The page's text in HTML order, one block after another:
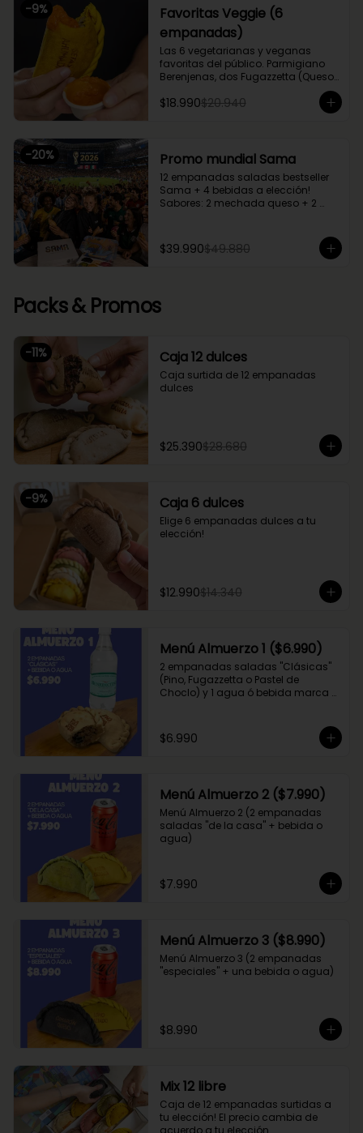
-9%
Favoritas Veggie (6
empanadas)
Las 6 vegetarianas y veganas
favoritas del público. Parmigiano
Berenjenas, dos Fugazzetta (Queso
Chupe Palmitos, Margherita. Una
caja perfecta para compartir entre
$18.990$20.940
-20% Promo mundial Sama
12 empanadas saladas bestseller
Sama + 4 bebidas a elección!
Sabores: 2 mechada queso + 2
palmitos
$39.990$49.880
Packs & Promos
-11% Caja 12 dulces
Caja surtida de 12 empanadas
dulces
$25.390$28.680
-9% Caja 6 dulces
Elige 6 empanadas dulces a tu
elección!
$12.990$14.340
Menú Almuerzo 1 ($6.990)
2 empanadas saladas "Clásicas"
(Pino, Fugazzetta o Pastel de
Choclo) y 1 agua ó bebida marca
$6.990
Menú Almuerzo 2 ($7.990)
Menú Almuerzo 2 (2 empanadas
saladas "de la casa" + bebida o
agua)
$7.990
Menú Almuerzo 3 ($8.990)
Menú Almuerzo 3 (2 empanadas
"especiales" + una bebida o agua)
$8.990
Mix 12 libre
Caja de 12 empanadas surtidas a
tu elección! El precio cambia de
acuerdo a tu elección.